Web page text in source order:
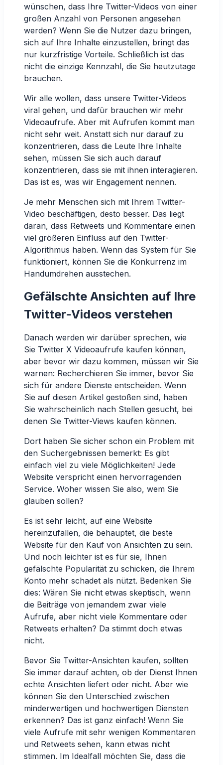
wünschen, dass Ihre Twitter-Videos von einer
großen Anzahl von Personen angesehen
werden? Wenn Sie die Nutzer dazu bringen,
sich auf Ihre Inhalte einzustellen, bringt das
nur kurzfristige Vorteile. Schließlich ist das
nicht die einzige Kennzahl, die Sie heutzutage
brauchen.
Wir alle wollen, dass unsere Twitter-Videos
viral gehen, und dafür brauchen wir mehr
Videoaufrufe. Aber mit Aufrufen kommt man
nicht sehr weit. Anstatt sich nur darauf zu
konzentrieren, dass die Leute Ihre Inhalte
sehen, müssen Sie sich auch darauf
konzentrieren, dass sie mit ihnen interagieren.
Das ist es, was wir Engagement nennen.
Je mehr Menschen sich mit Ihrem Twitter-
Video beschäftigen, desto besser. Das liegt
daran, dass Retweets und Kommentare einen
viel größeren Einfluss auf den Twitter-
Algorithmus haben. Wenn das System für Sie
funktioniert, können Sie die Konkurrenz im
Handumdrehen ausstechen.
Gefälschte Ansichten auf Ihre
Twitter-Videos verstehen
Danach werden wir darüber sprechen, wie
Sie Twitter X Videoaufrufe kaufen können,
aber bevor wir dazu kommen, müssen wir Sie
warnen: Recherchieren Sie immer, bevor Sie
sich für andere Dienste entscheiden. Wenn
Sie auf diesen Artikel gestoßen sind, haben
Sie wahrscheinlich nach Stellen gesucht, bei
denen Sie Twitter-Views kaufen können.
Dort haben Sie sicher schon ein Problem mit
den Suchergebnissen bemerkt: Es gibt
einfach viel zu viele Möglichkeiten! Jede
Website verspricht einen hervorragenden
Service. Woher wissen Sie also, wem Sie
glauben sollen?
Es ist sehr leicht, auf eine Website
hereinzufallen, die behauptet, die beste
Website für den Kauf von Ansichten zu sein.
Und noch leichter ist es für sie, Ihnen
gefälschte Popularität zu schicken, die Ihrem
Konto mehr schadet als nützt. Bedenken Sie
dies: Wären Sie nicht etwas skeptisch, wenn
die Beiträge von jemandem zwar viele
Aufrufe, aber nicht viele Kommentare oder
Retweets erhalten? Da stimmt doch etwas
nicht.
Bevor Sie Twitter-Ansichten kaufen, sollten
Sie immer darauf achten, ob der Dienst Ihnen
echte Ansichten liefert oder nicht. Aber wie
können Sie den Unterschied zwischen
minderwertigen und hochwertigen Diensten
erkennen? Das ist ganz einfach! Wenn Sie
viele Aufrufe mit sehr wenigen Kommentaren
und Retweets sehen, kann etwas nicht
stimmen. Im Idealfall möchten Sie, dass die